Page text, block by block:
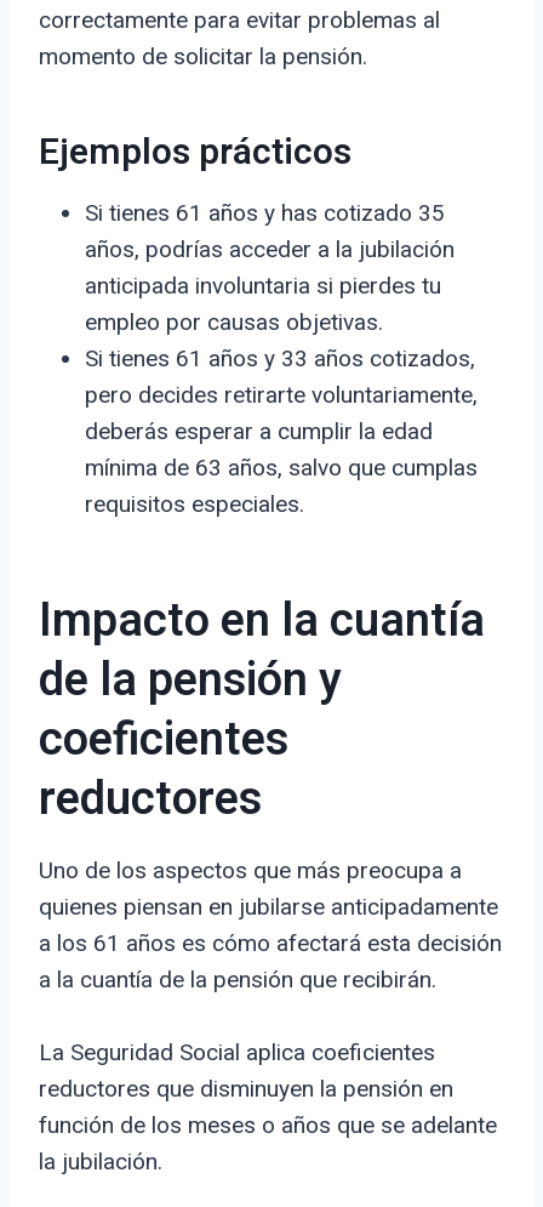
correctamente para evitar problemas al
momento de solicitar la pensión.
Ejemplos prácticos
Si tienes 61 años y has cotizado 35
años, podrías acceder a la jubilación
anticipada involuntaria si pierdes tu
empleo por causas objetivas.
Si tienes 61 años y 33 años cotizados,
pero decides retirarte voluntariamente,
deberás esperar a cumplir la edad
mínima de 63 años, salvo que cumplas
requisitos especiales.
Impacto en la cuantía
de la pensión y
coeficientes
reductores
Uno de los aspectos que más preocupa a
quienes piensan en jubilarse anticipadamente
a los 61 años es cómo afectará esta decisión
a la cuantía de la pensión que recibirán.
La Seguridad Social aplica coeficientes
reductores que disminuyen la pensión en
función de los meses o años que se adelante
la jubilación.